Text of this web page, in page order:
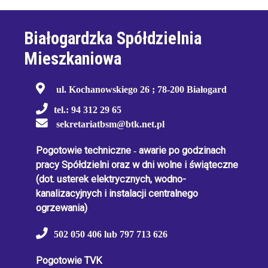
Białogardzka Spółdzielnia
Mieszkaniowa
ul. Kochanowskiego 26 ; 78-200 Białogard
tel.: 94 312 29 65
sekretariatbsm@btk.net.pl
Pogotowie techniczne - awarie po godzinach
pracy Spółdzielni oraz w dni wolne i świąteczne
(dot. usterek elektrycznych, wodno-
kanalizacyjnych i instalacji centralnego
ogrzewania)
502 050 406 lub 797 713 626
Pogotowie TVK